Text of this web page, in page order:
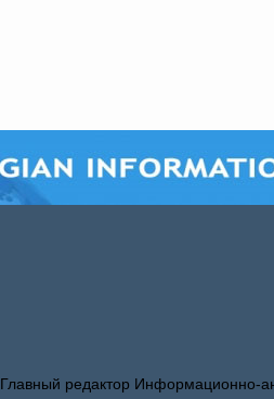
Главный редактор Информационно-